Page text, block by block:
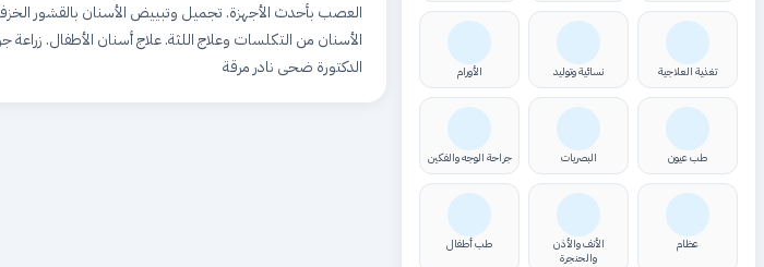
تغذية العلاجية نسائية وتوليد الأورام
طب عيون البصريات جراحة الوجه والفكين
عظام
الأنف والأذن
والحنجرة
طب أطفال
العصب بأحدث الأجهزة. تجميل وتبييض الأسنان بالقشور
الأسنان من التكلسات وعلاج اللثة. علاج أسنان الأطفال. زراعة
الدكتورة ضحى نادر مرقة